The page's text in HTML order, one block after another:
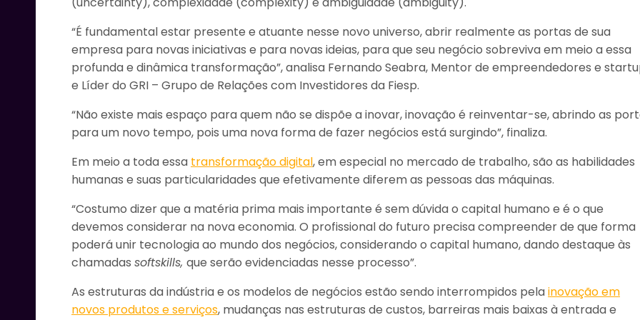
“É fundamental estar presente e atuante nesse novo universo, abrir realmente as portas de sua
empresa para novas iniciativas e para novas ideias, para que seu negócio sobreviva em meio a essa
profunda e dinâmica transformação”, analisa Fernando Seabra, Mentor de empreendedores e
e Líder do GRI – Grupo de Relações com Investidores da Fiesp.
“Não existe mais espaço para quem não se dispõe a inovar, inovação é reinventar-se, abrindo as
para um novo tempo, pois uma nova forma de fazer negócios está surgindo”, finaliza.
Em meio a toda essa transformação digital, em especial no mercado de trabalho, são as habilidades
humanas e suas particularidades que efetivamente diferem as pessoas das máquinas.
“Costumo dizer que a matéria prima mais importante é sem dúvida o capital humano e é o que
devemos considerar na nova economia. O profissional do futuro precisa compreender de que forma
poderá unir tecnologia ao mundo dos negócios, considerando o capital humano, dando destaque às
chamadas softskills, que serão evidenciadas nesse processo”.
As estruturas da indústria e os modelos de negócios estão sendo interrompidos pelainovação em
novos produtos e serviços, mudanças nas estruturas de custos, barreiras mais baixas à entrada e